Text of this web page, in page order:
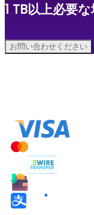
1 TB以上必要
お問い合わせください